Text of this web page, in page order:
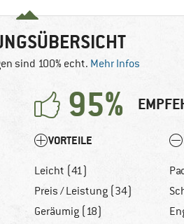
sind 100% echt. Mehr Infos
95%
VORTEILE
Leicht (41)
Preis / Leistung (34)
Geräumig (18)